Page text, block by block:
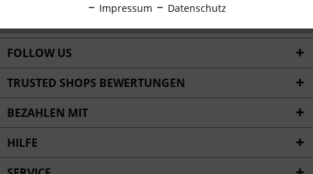
FOLLOW US
TRUSTED SHOPS BEWERTUNGEN
BEZAHLEN MIT
HILFE
Personalisierung Inaktiv
Service Inaktiv
Impressum Datenschutz